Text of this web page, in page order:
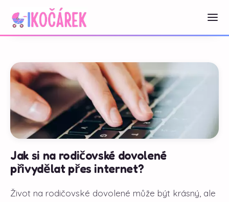
Jak si na rodičovské dovolené
přivydělat přes internet?
Život na rodičovské dovolené může být krásný, ale